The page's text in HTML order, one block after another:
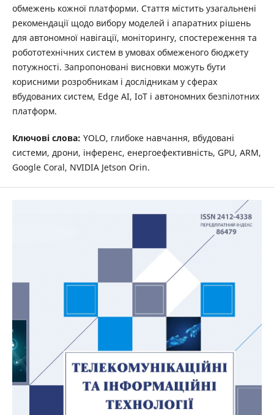
обмежень кожної платформи. Стаття містить узагальнені
рекомендації щодо вибору моделей і апаратних рішень
для автономної навігації, моніторингу, спостереження та
робототехнічних систем в умовах обмеженого бюджету
потужності. Запропоновані висновки можуть бути
корисними розробникам і дослідникам у сферах
вбудованих систем, Edge AI, IoT і автономних безпілотних
платформ.
Ключові слова: YOLO, глибоке навчання, вбудовані
системи, дрони, інференс, енергоефективність, GPU, ARM,
Google Coral, NVIDIA Jetson Orin.